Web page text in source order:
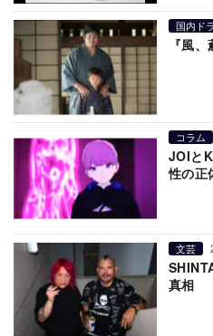
国内ド
『風
コラム
JOIと
性の正
文芸
真相